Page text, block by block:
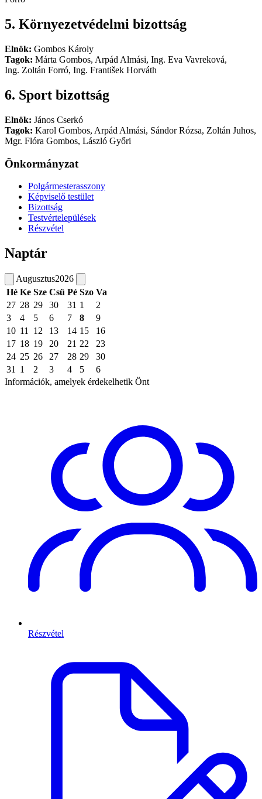
5. Környezetvédelmi bizottság
Elnök: Gombos Károly
Tagok: Márta Gombos, Arpád Almási, Ing. Eva Vavreková,
Ing. Zoltán Forró, Ing. František Horváth
6. Sport bizottság
Elnök: János Cserkó
Tagok: Karol Gombos, Arpád Almási, Sándor Rózsa, Zoltán Juhos,
Mgr. Flóra Gombos, László Győri
Önkormányzat
Polgármesterasszony
Képviselő testület
Bizottság
Testvértelepülések
Részvétel
Naptár
Augusztus2026
Hé Ke Sze Csü Pé Szo Va
27 28 29 30 31 1
2
3
4 5 6 7 8
9
10 11 12 13 14 15
16
17 18 19 20 21 22
23
24 25 26 27 28 29
30
31
1 2 3 4 5
6
Információk, amelyek érdekelhetik Önt
Részvétel